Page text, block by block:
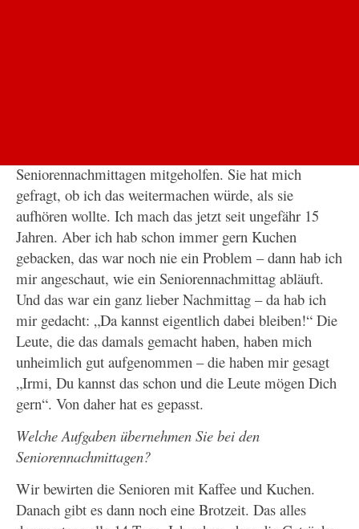
Seniorennachmittagen mitgeholfen. Sie hat mich
gefragt, ob ich das weitermachen würde, als sie
aufhören wollte. Ich mach das jetzt seit ungefähr 15
Jahren. Aber ich hab schon immer gern Kuchen
gebacken, das war noch nie ein Problem – dann hab ich
mir angeschaut, wie ein Seniorennachmittag abläuft.
Und das war ein ganz lieber Nachmittag – da hab ich
mir gedacht: „Da kannst eigentlich dabei bleiben!“ Die
Leute, die das damals gemacht haben, haben mich
unheimlich gut aufgenommen – die haben mir gesagt
„Irmi, Du kannst das schon und die Leute mögen Dich
gern“. Von daher hat es gepasst.
Welche Aufgaben übernehmen Sie bei den
Seniorennachmittagen?
Wir bewirten die Senioren mit Kaffee und Kuchen.
Danach gibt es dann noch eine Brotzeit. Das alles